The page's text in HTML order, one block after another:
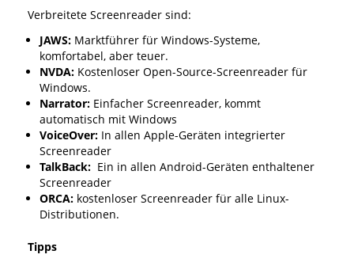
Verbreitete Screenreader sind:
JAWS: Marktführer für Windows-Systeme,
komfortabel, aber teuer.
NVDA: Kostenloser Open-Source-Screenreader für
Windows.
Narrator: Einfacher Screenreader, kommt
automatisch mit Windows
VoiceOver: In allen Apple-Geräten integrierter
Screenreader
TalkBack: Ein in allen Android-Geräten enthaltener
Screenreader
ORCA: kostenloser Screenreader für alle Linux-
Distributionen.
Tipps